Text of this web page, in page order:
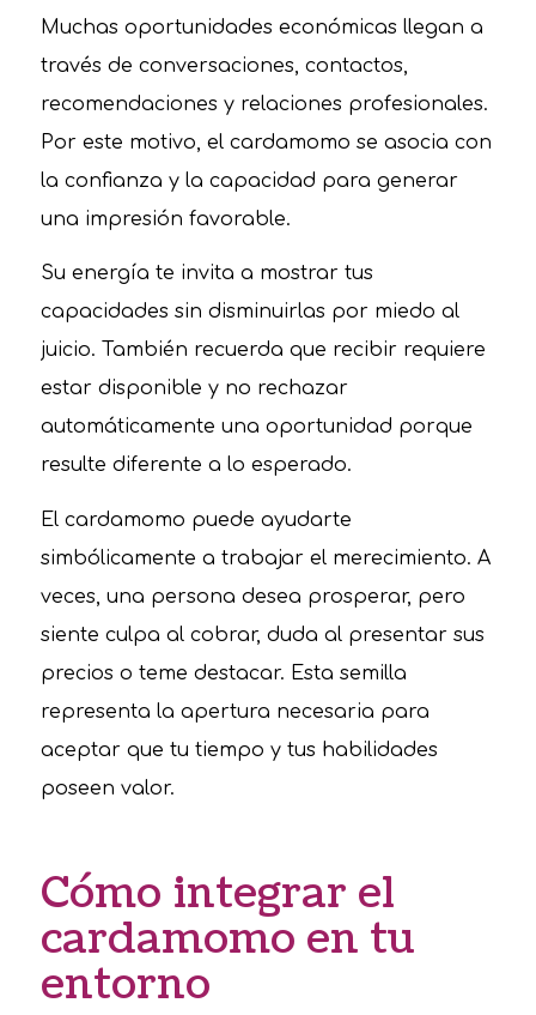
Muchas oportunidades económicas llegan a
través de conversaciones, contactos,
recomendaciones y relaciones profesionales.
Por este motivo, el cardamomo se asocia con
la confianza y la capacidad para generar
una impresión favorable.
Su energía te invita a mostrar tus
capacidades sin disminuirlas por miedo al
juicio. También recuerda que recibir requiere
estar disponible y no rechazar
automáticamente una oportunidad porque
resulte diferente a lo esperado.
El cardamomo puede ayudarte
simbólicamente a trabajar el merecimiento. A
veces, una persona desea prosperar, pero
siente culpa al cobrar, duda al presentar sus
precios o teme destacar. Esta semilla
representa la apertura necesaria para
aceptar que tu tiempo y tus habilidades
poseen valor.
Cómo integrar el
cardamomo en tu
entorno